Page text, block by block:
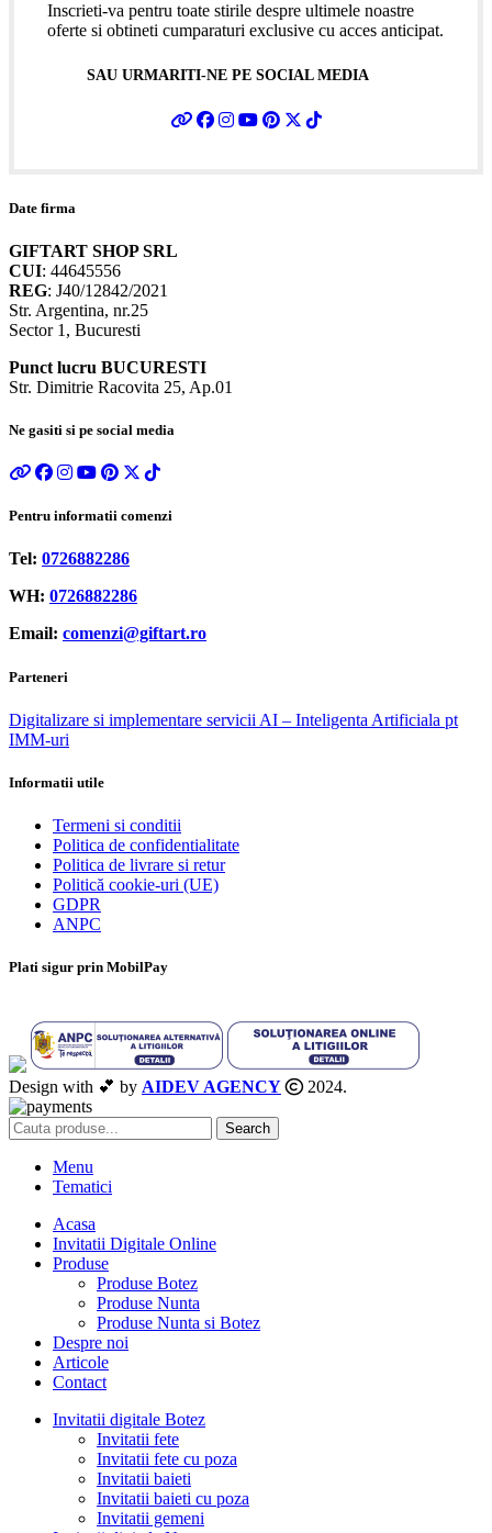
Inscrieti-va pentru toate stirile despre ultimele noastre
oferte si obtineti cumparaturi exclusive cu acces anticipat.
SAU URMARITI-NE PE SOCIAL MEDIA
Date firma
GIFTART SHOP SRL
CUI: 44645556
REG: J40/12842/2021
Str. Argentina, nr.25
Sector 1, Bucuresti
Punct lucru BUCURESTI
Str. Dimitrie Racovita 25, Ap.01
Ne gasiti si pe social media
Pentru informatii comenzi
Tel: 0726882286
WH: 0726882286
Email: comenzi@giftart.ro
Parteneri
Digitalizare si implementare servicii AI – Inteligenta Artificiala pt
IMM-uri
Informatii utile
Termeni si conditii
Politica de confidentialitate
Politica de livrare si retur
Politică cookie-uri (UE)
GDPR
ANPC
Plati sigur prin MobilPay
Design with 💕 by AIDEV AGENCY 2024.
Search
Menu
Tematici
Acasa
Invitatii Digitale Online
Produse
Produse Botez
Produse Nunta
Produse Nunta si Botez
Despre noi
Articole
Contact
Invitatii digitale Botez
Invitatii fete
Invitatii fete cu poza
Invitatii baieti
Invitatii baieti cu poza
Invitatii gemeni